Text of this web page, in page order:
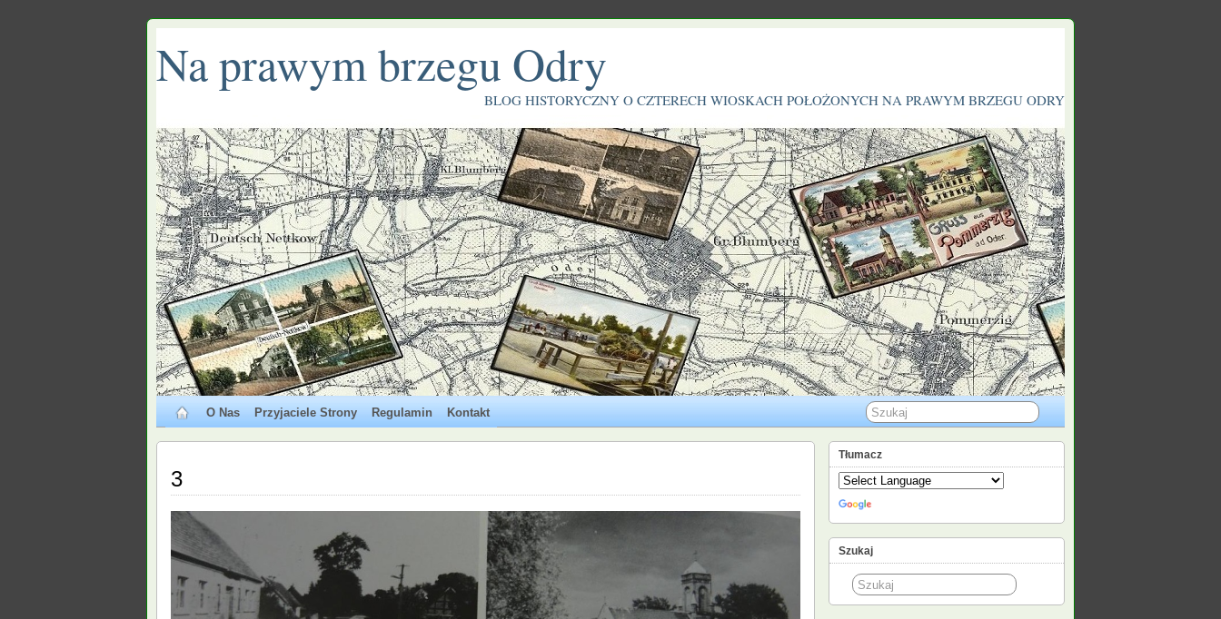
Na prawym brzegu Odry
BLOG HISTORYCZNY O CZTERECH WIOSKACH POŁOŻONYCH NA PRAWYM BRZEGU ODRY
O Nas Przyjaciele Strony Regulamin Kontakt
3
Tłumacz
Szukaj